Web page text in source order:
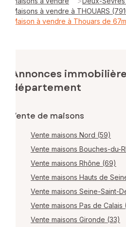
Maisons à vendre à THOUARS
Maison à vendre à Thouars de
Annonces
département
Vente de maisons
Vente maisons Nord (59)
Vente maisons Bouches-du-
Vente maisons Rhône (69)
Vente maisons Hauts de
Vente maisons Seine-Saint-
Vente maisons Pas de Calais
Vente maisons Gironde (33)